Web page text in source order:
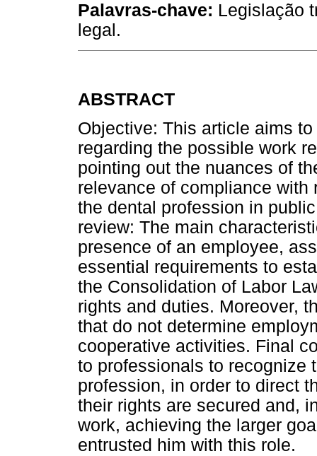
Palavras-chave: Legislação
legal.
ABSTRACT
Objective: This article aims
regarding the possible work
pointing out the nuances of
relevance of compliance
the dental profession in
review: The main
presence of an employee,
essential requirements to
the Consolidation of Labor
rights and duties. Moreover,
that do not determine
cooperative activities. Final
to professionals to recognize
profession, in order to direct
their rights are secured and,
work, achieving the larger
entrusted him with this role.